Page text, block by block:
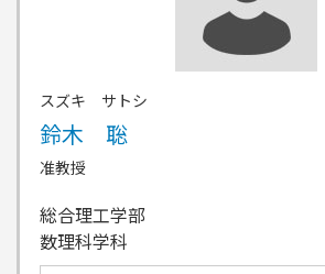
スズキ サトシ
鈴木 聡
准教授
総合理工学部
数理科学科